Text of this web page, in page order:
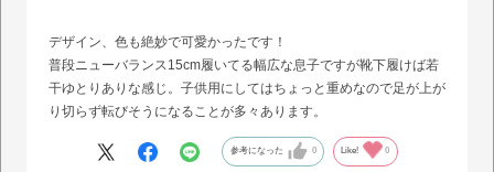
デザイン、色も絶妙で可愛かったです！
普段ニューバランス15cm履いてる幅広な息子ですが靴下履けば若
干ゆとりありな感じ。子供用にしてはちょっと重めなので足が上が
り切らず転びそうになることが多々あります。
参考になった 0 Like! 0